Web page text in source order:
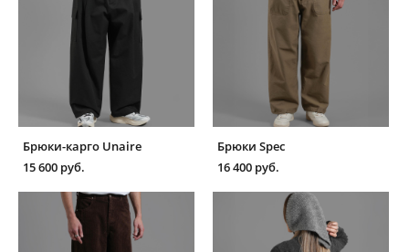
Брюки-карго Unaire
15 600 pуб.
Брюки Spec
16 400 pуб.